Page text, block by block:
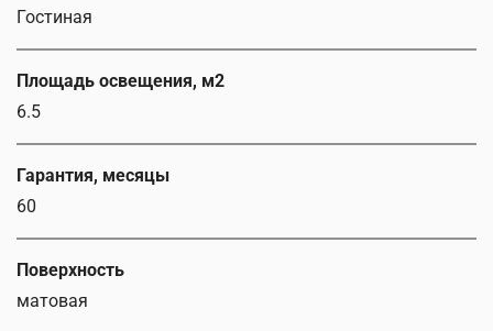
Гостиная
Площадь освещения, м2
6.5
Гарантия, месяцы
60
Поверхность
матовая